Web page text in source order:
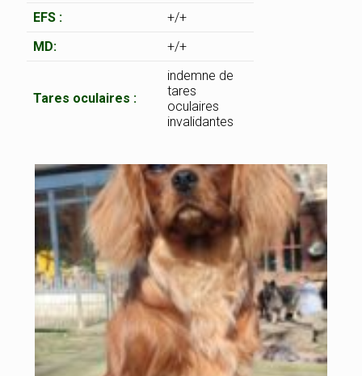
EFS :
+/+
MD:
+/+
Tares oculaires :
indemne de
tares
oculaires
invalidantes